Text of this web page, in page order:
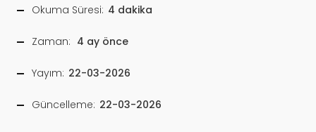
Okuma Süresi: 4 dakika
Zaman: 4 ay önce
Yayım: 22-03-2026
Güncelleme: 22-03-2026